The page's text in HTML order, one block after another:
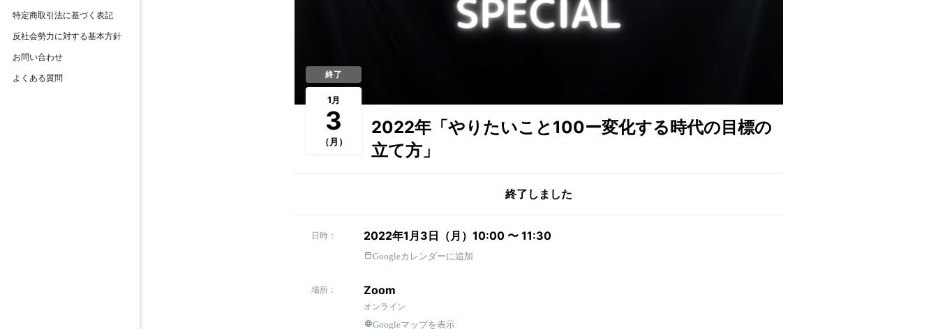
特定商取引法に基づく表記
反社会勢力に対する基本方針
お問い合わせ
よくある質問
終了
1月
3
（月）
2022年「やりたいこと100ー変化する時代の目標の
立て方」
終了しました
日時： 2022年1月3日（月）10:00 〜 11:30
Googleカレンダーに追加
場所： Zoom
オンライン
Googleマップを表示